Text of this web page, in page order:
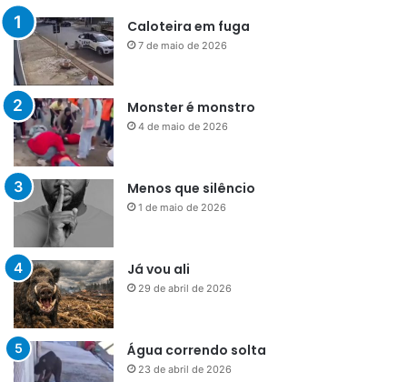
Caloteira em fuga
7 de maio de 2026
Monster é monstro
4 de maio de 2026
Menos que silêncio
1 de maio de 2026
Já vou ali
29 de abril de 2026
Água correndo solta
23 de abril de 2026